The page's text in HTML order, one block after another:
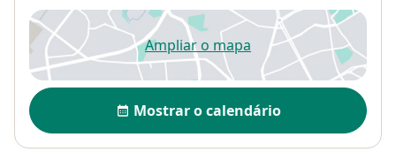
Ampliar o mapaabre num novo separador
Disponibilidade
Mostrar o calendário